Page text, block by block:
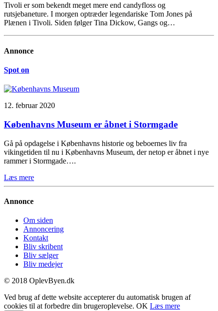
Tivoli er som bekendt meget mere end candyfloss og
rutsjebaneture. I morgen optræder legendariske Tom Jones på
Plænen i Tivoli. Siden følger Tina Dickow, Gangs og…
Annonce
Spot on
12. februar 2020
Københavns Museum er åbnet i Stormgade
Gå på opdagelse i Københavns historie og beboernes liv fra
vikingetiden til nu i Københavns Museum, der netop er åbnet i nye
rammer i Stormgade….
Læs mere
Annonce
Om siden
Annoncering
Kontakt
Bliv skribent
Bliv sælger
Bliv medejer
© 2018 OplevByen.dk
Ved brug af dette website accepterer du automatisk brugen af
cookies til at forbedre din brugeroplevelse. OK Læs mere